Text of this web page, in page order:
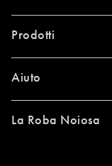
Prodotti
Aiuto
La Roba Noiosa